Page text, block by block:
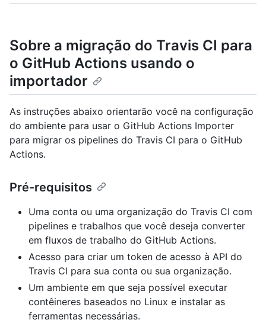
Sobre a migração do Travis CI para
o GitHub Actions usando o
importador
As instruções abaixo orientarão você na configuração
do ambiente para usar o GitHub Actions Importer
para migrar os pipelines do Travis CI para o GitHub
Actions.
Pré-requisitos
Uma conta ou uma organização do Travis CI com
pipelines e trabalhos que você deseja converter
em fluxos de trabalho do GitHub Actions.
Acesso para criar um token de acesso à API do
Travis CI para sua conta ou sua organização.
Um ambiente em que seja possível executar
contêineres baseados no Linux e instalar as
ferramentas necessárias.